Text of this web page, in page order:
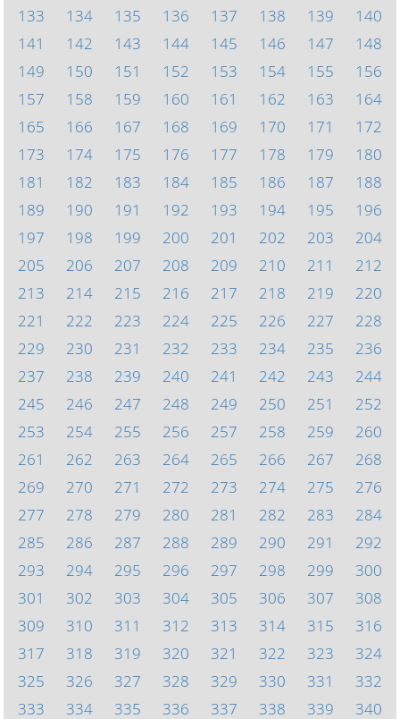
133
134 135 136 137 138 139
140
141
142 143 144 145 146 147
148
149
150 151 152 153 154 155
156
157
158 159 160 161 162 163
164
165
166 167 168 169 170 171
172
173
174 175 176 177 178 179
180
181
182 183 184 185 186 187
188
189
190 191 192 193 194 195
196
197
198 199 200 201 202 203
204
205
206 207 208 209 210 211
212
213
214 215 216 217 218 219
220
221
222 223 224 225 226 227
228
229
230 231 232 233 234 235
236
237
238 239 240 241 242 243
244
245
246 247 248 249 250 251
252
253
254 255 256 257 258 259
260
261
262 263 264 265 266 267
268
269
270 271 272 273 274 275
276
277
278 279 280 281 282 283
284
285
286 287 288 289 290 291
292
293
294 295 296 297 298 299
300
301
302 303 304 305 306 307
308
309
310 311 312 313 314 315
316
317
318 319 320 321 322 323
324
325
326 327 328 329 330 331
332
333
334 335 336 337 338 339 340